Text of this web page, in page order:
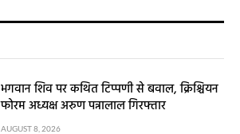
भगवान शिव पर कथित टिप्पणी से बवाल, क्रिश्चियन
फोरम अध्यक्ष अरुण पन्नालाल गिरफ्तार
AUGUST 8, 2026